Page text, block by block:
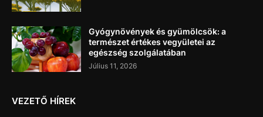
Gyógynövények és gyümölcsök: a
természet értékes vegyületei az
egészség szolgálatában
Július 11, 2026
VEZETŐ HÍREK